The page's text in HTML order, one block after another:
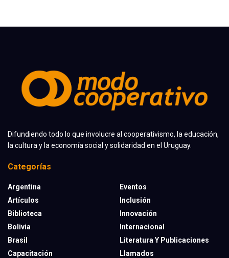
Difundiendo todo lo que involucre al cooperativismo, la educación,
la cultura y la economía social y solidaridad en el Uruguay.
Categorías
Argentina
Artículos
Biblioteca
Bolivia
Brasil
Capacitación
Eventos
Inclusión
Innovación
Internacional
Literatura Y Publicaciones
Llamados